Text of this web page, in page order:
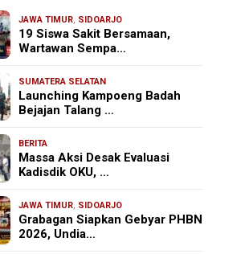
JAWA TIMUR, SIDOARJO
19 Siswa Sakit Bersamaan,
Wartawan Sempa…
SUMATERA SELATAN
Launching Kampoeng Badah
Bejajan Talang …
BERITA
Massa Aksi Desak Evaluasi
Kadisdik OKU, …
JAWA TIMUR, SIDOARJO
Grabagan Siapkan Gebyar PHBN
2026, Undia…